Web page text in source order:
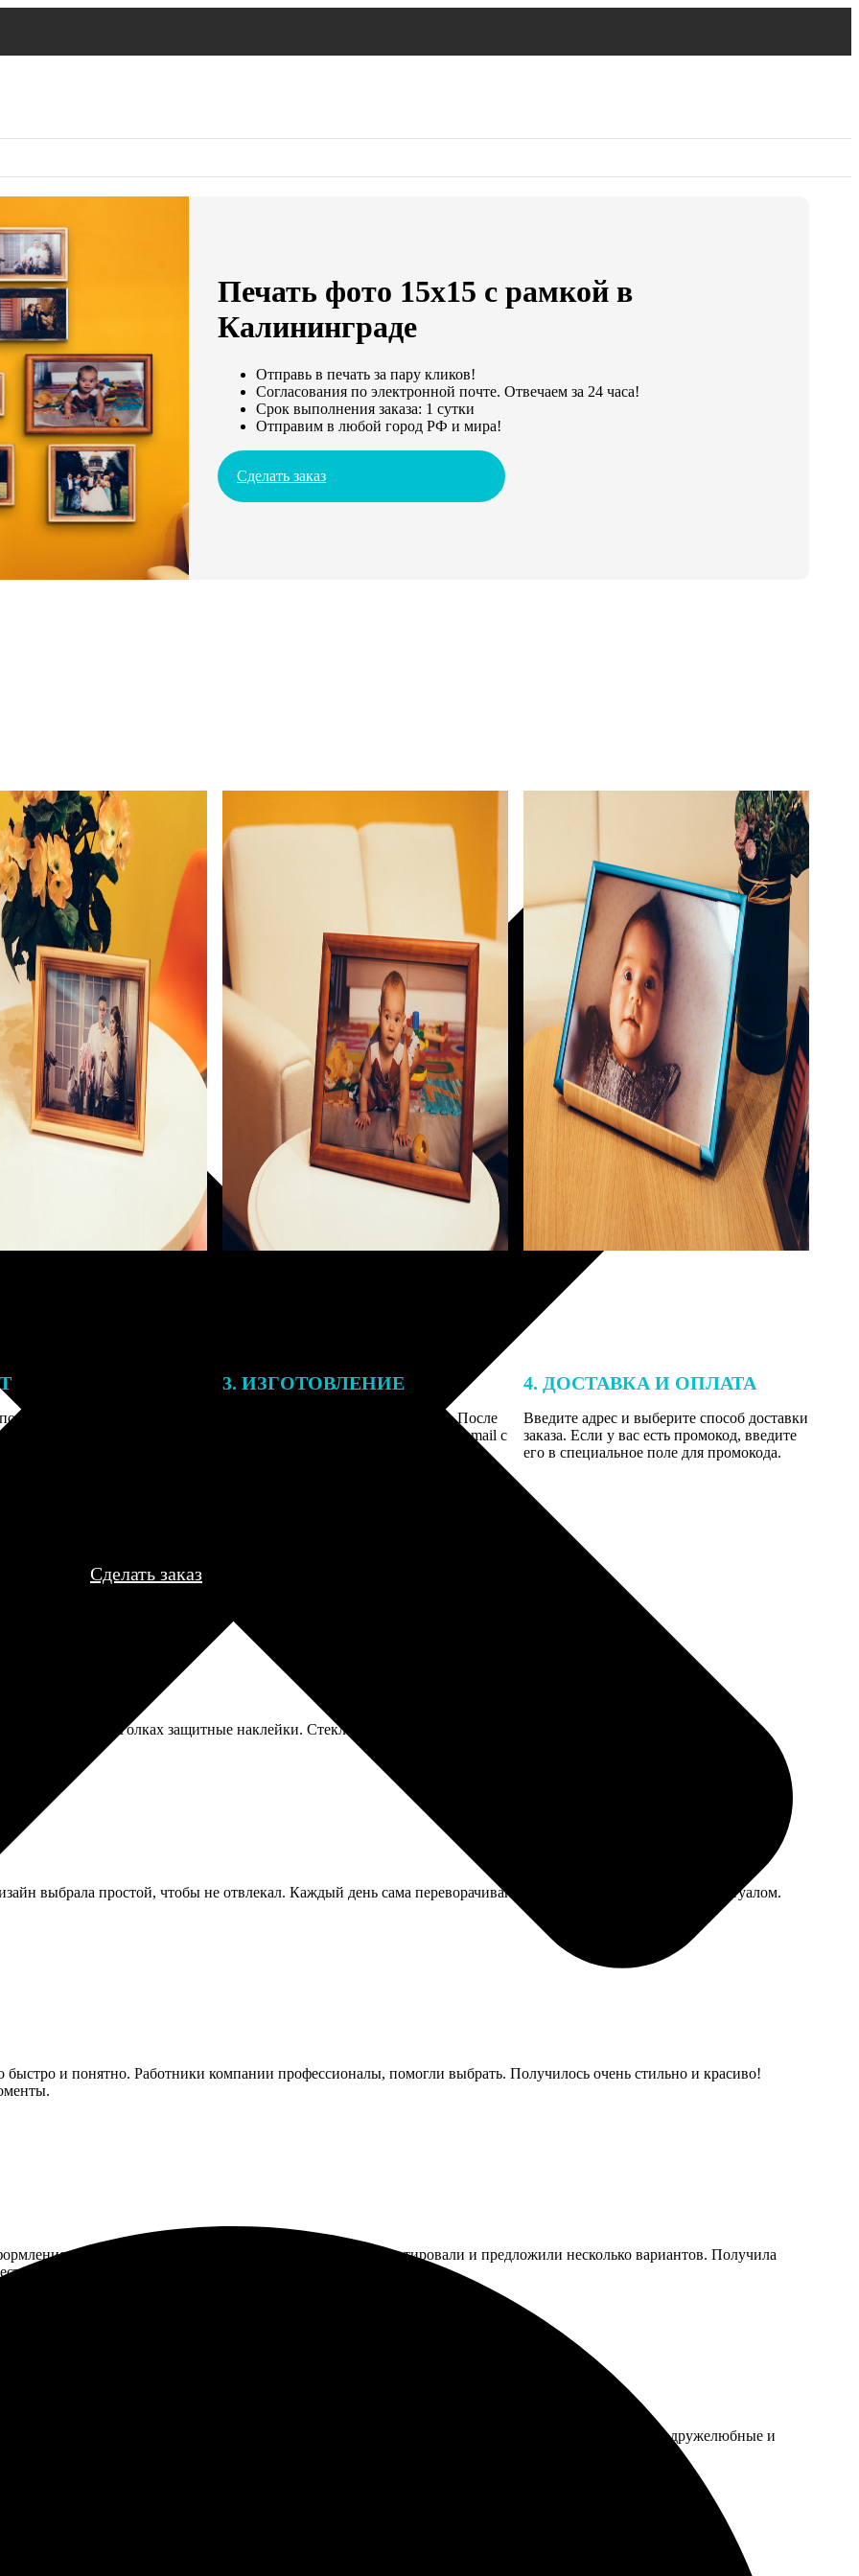
Печать фото 15х15 с рамкой в
Калининграде
Отправь в печать за пару кликов!
Согласования по электронной почте. Отвечаем за 24 часа!
Срок выполнения заказа: 1 сутки
Отправим в любой город РФ и мира!
Сделать заказ
заказа к печати
могут связаться с Вами
телефону или email для
деталей.
3. ИЗГОТОВЛЕНИЕ
Оплатите заказ банковской картой. После
оплаты получите подтверждение на email с
описанием заказа. Когда отправим заказ
4. ДОСТАВКА И ОПЛАТА
Введите адрес и выберите способ доставки
заказа. Если у вас есть промокод, введите
его в специальное поле для промокода.
Сделать заказ
аккуратно, в уголках защитные наклейки. Стекло бликует немного, но это уже от места расположения зависит.
выбрала простой, чтобы не отвлекал. Каждый день сама переворачиваю листок, это стало небольшим ритуалом.
быстро и понятно. Работники компании профессионалы, помогли выбрать. Получилось очень стильно и красиво!
был простым и удобным. Меня быстро проконсультировали и предложили несколько вариантов. Получила
Рекомендую всем, кто хочет сохранить воспоминания!
Быстрое оформление заказа, всё понятно и удобно. Качество впечатляет, цвета яркие. Работники дружелюбные и
снова!